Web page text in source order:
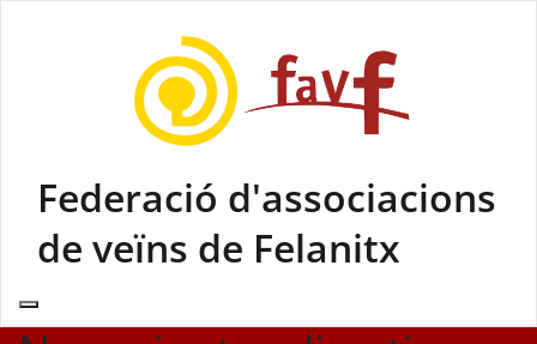
Federació d'associacions
de veïns de Felanitx